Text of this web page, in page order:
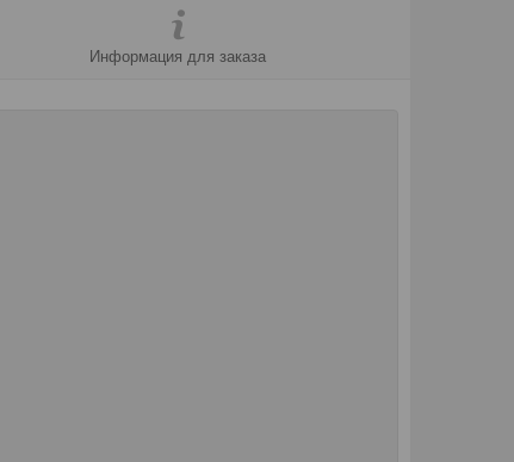
Информация для заказа